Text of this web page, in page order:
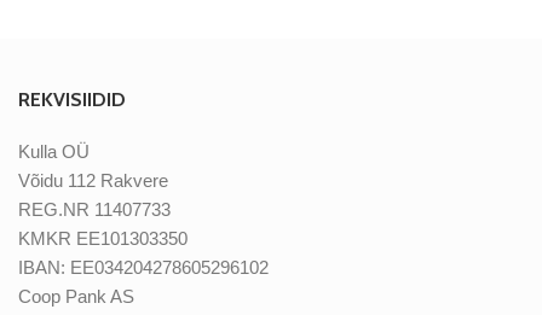
REKVISIIDID
Kulla OÜ
Võidu 112 Rakvere
REG.NR 11407733
KMKR EE101303350
IBAN: EE034204278605296102
Coop Pank AS